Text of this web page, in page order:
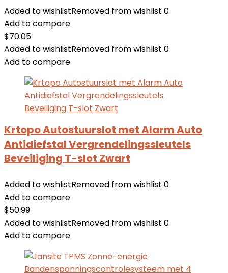
Added to wishlistRemoved from wishlist 0
Add to compare
$70.05
Added to wishlistRemoved from wishlist 0
Add to compare
Krtopo Autostuurslot met Alarm Auto
Antidiefstal Vergrendelingssleutels
Beveiliging T-slot Zwart
Added to wishlistRemoved from wishlist 0
Add to compare
$50.99
Added to wishlistRemoved from wishlist 0
Add to compare